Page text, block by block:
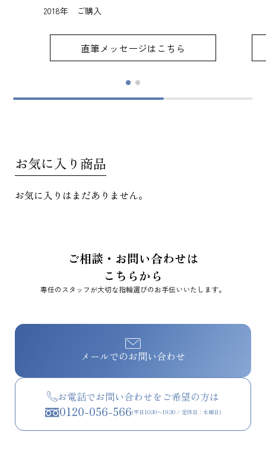
2018年 ご購入
直筆メッセージはこちら
お気に入り商品
お気に入りはまだありません。
ご相談・お問い合わせは
こちらから
専任のスタッフが大切な指輪選びのお手伝いいたします。
メールでのお問い合わせ
お電話でお問い合わせをご希望の方は
0120-056-566(平日10:30〜19:30 / 定休日：水曜日)